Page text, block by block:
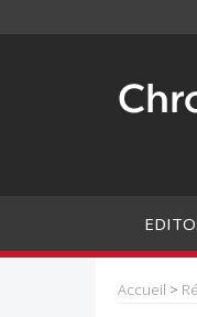
Accueil >